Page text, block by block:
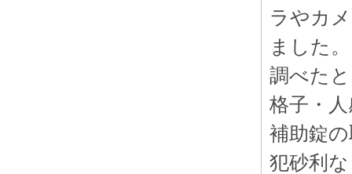
ラやカ
ました。
調べた
格子・
補助錠
犯砂利